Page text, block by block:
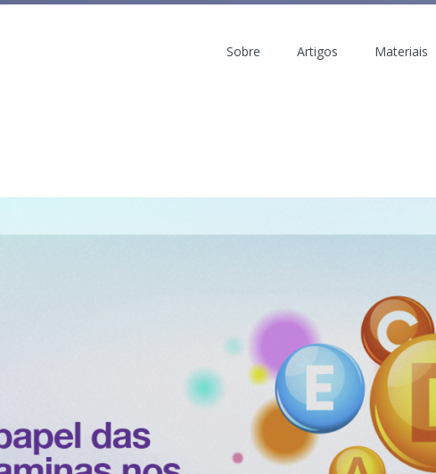
Sobre Artigos Materiais